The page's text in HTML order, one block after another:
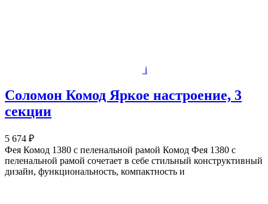
i
Соломон Комод Яркое настроение, 3
секции
5 674 ₽
Фея Комод 1380 с пеленальной рамой Комод Фея 1380 с
пеленальной рамой сочетает в себе стильный конструктивный
дизайн, функциональность, компактность и